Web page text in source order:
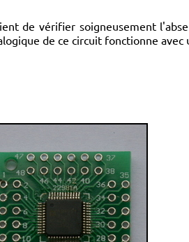
de vérifier soigneusement
de ce circuit fonctionne